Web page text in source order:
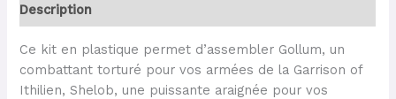
Description
Ce kit en plastique permet d’assembler Gollum, un
combattant torturé pour vos armées de la Garrison of
Ithilien, Shelob, une puissante araignée pour vos